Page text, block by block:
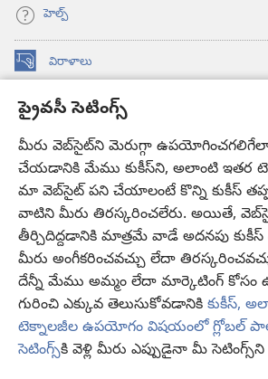
ప్రైవసీ సెటింగ్స్
మీరు వెబ్‌సైట్‌ని మెరుగ్గా
చేయడానికి మేము కుకీస్‌ని, అలాంటి ఇతర
మా వెబ్‌సైట్‌ పని చేయాలంటే కొన్ని కుకీస్‌
వాటిని మీరు తిరస్కరించలేరు. అయితే,
తీర్చిదిద్దడానికి మాత్రమే వాడే అదనపు
మీరు అంగీకరించవచ్చు లేదా
దేన్నీ మేము అమ్మం లేదా మార్కెటింగ్‌ కోసం
గురించి ఎక్కువ తెలుసుకోవడానికి కుకీస్,
టెక్నాలజీల ఉపయోగం విషయంలో గ్లోబల్
సెటింగ్స్‌కి వెళ్లి మీరు ఎప్పుడైనా మీ
హెల్ప్‌
విరాళాలు
(కొత్త
ఓపెన్‌ కావలికోట ఆన్‌లైన్‌ లైబ్రరీ
(కొత్త
విండో
ఓపెన్‌
అవుతుంది)
JW Hub®
(కొత్త
విండో
ఓపెన్‌
అవుతుంది)
JW లైబ్రరీ
కావలికోట లైబ్రరీ
Copyright© 2026 Watch Tower Bible and Tract
వినియోగంపై షరతులు| ప్రైవసీ పాలసీ|